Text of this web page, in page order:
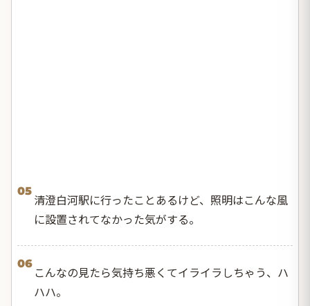
05
清澄白河駅に行ったことあるけど、照明はこんな風
に設置されてなかった気がする。
06
こんなの見たら気持ち悪くてイライラしちゃう、ハ
ハハ。